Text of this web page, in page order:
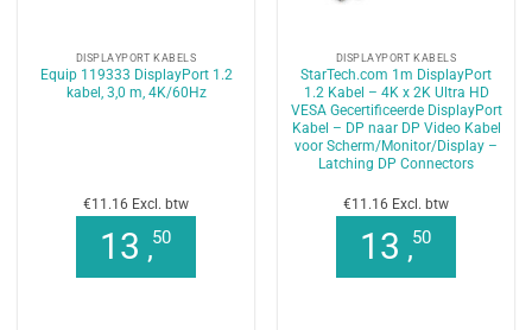
DISPLAYPORT KABELS
Equip 119333 DisplayPort 1.2
kabel, 3,0 m, 4K/60Hz
€11.16 Excl. btw
13 ,50
DISPLAYPORT KABELS
StarTech.com 1m DisplayPort
1.2 Kabel – 4K x 2K Ultra HD
VESA Gecertificeerde DisplayPort
Kabel – DP naar DP Video Kabel
voor Scherm/Monitor/Display –
Latching DP Connectors
€11.16 Excl. btw
13 ,50